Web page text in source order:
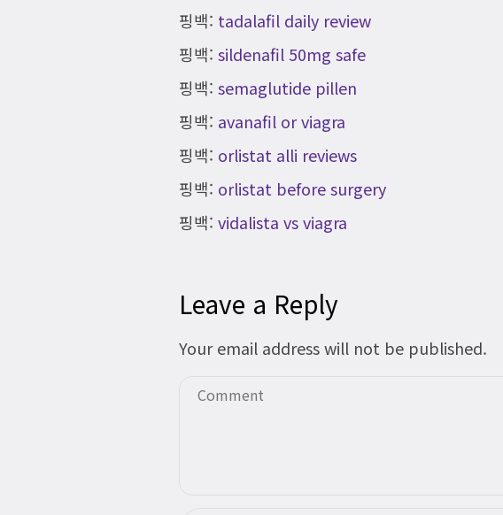
핑백: tadalafil daily review
핑백: sildenafil 50mg safe
핑백: semaglutide pillen
핑백: avanafil or viagra
핑백: orlistat alli reviews
핑백: orlistat before surgery
핑백: vidalista vs viagra
Leave a Reply
Your email address will not be published.